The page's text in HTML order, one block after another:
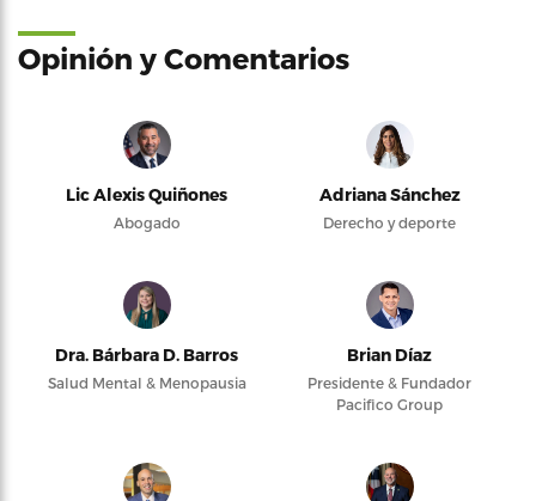
Opinión y Comentarios
Lic Alexis Quiñones
Abogado
Adriana Sánchez
Derecho y deporte
Dra. Bárbara D. Barros
Salud Mental & Menopausia
Brian Díaz
Presidente & Fundador
Pacifico Group